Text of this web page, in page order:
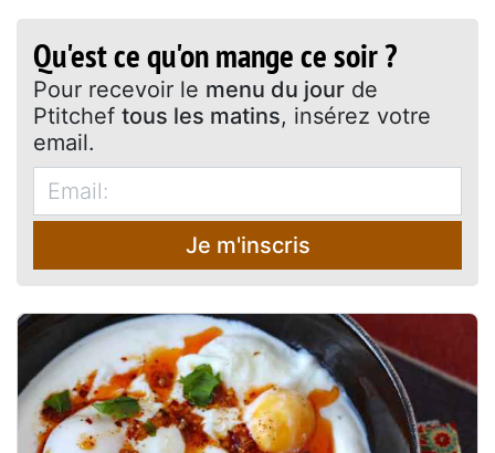
Qu'est ce qu'on mange ce soir ?
Pour recevoir le menu du jour de
Ptitchef tous les matins, insérez votre
email.
Je m'inscris